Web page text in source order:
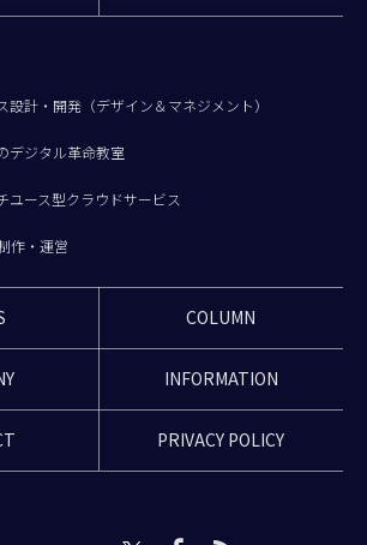
設計・開発（デザイン＆マネジメント）
デジタル革命教室
ユース型クラウドサービス
作・運営
COLUMN
INFORMATION
PRIVACY POLICY